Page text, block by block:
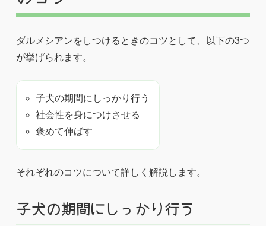
ダルメシアンをしつけるときのコツとして、以下の3つ
が挙げられます。
子犬の期間にしっかり行う
社会性を身につけさせる
褒めて伸ばす
それぞれのコツについて詳しく解説します。
子犬の期間にしっかり行う